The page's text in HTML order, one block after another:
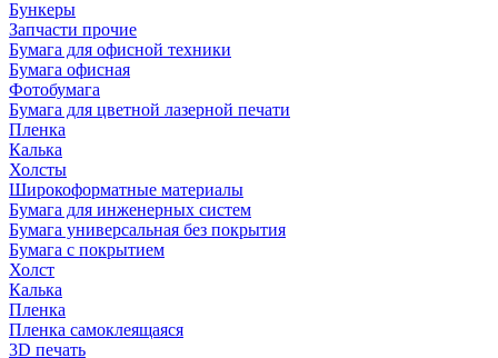
Бункеры
Запчасти прочие
Бумага для офисной техники
Бумага офисная
Фотобумага
Бумага для цветной лазерной печати
Пленка
Калька
Холсты
Широкоформатные материалы
Бумага для инженерных систем
Бумага универсальная без покрытия
Бумага с покрытием
Холст
Калька
Пленка
Пленка самоклеящаяся
3D печать